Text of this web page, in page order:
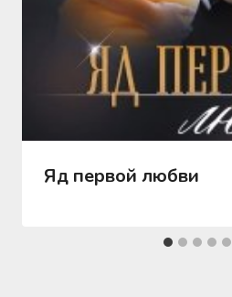
Яд первой любви